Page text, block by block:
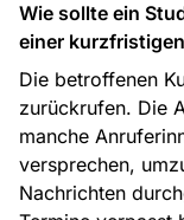
Wie sollte ein
einer
Die betroffenen
zurückrufen. Die
manche
versprechen,
Nachrichten